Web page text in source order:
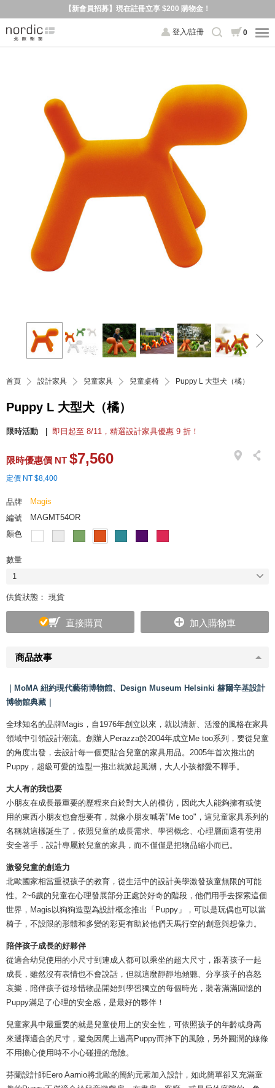
【新會員招募】現在註冊立享 $200 購物金！
登入/註冊 0
首頁 設計家具 兒童家具 兒童桌椅 Puppy L 大型犬（橘）
Puppy L 大型犬（橘）
限時活動 即日起至 8/11，精選設計家具優惠 9 折！
商品故事
｜MoMA 紐約現代藝術博物館、Design Museum Helsinki 赫爾辛基設計
博物館典藏｜
全球知名的品牌Magis，自1976年創立以來，就以清新、活潑的風格在家具
領域中引領設計潮流。創辦人Perazza於2004年成立Me too系列，要從兒童
的角度出發，去設計每一個更貼合兒童的家具用品。2005年首次推出的
Puppy，超級可愛的造型一推出就掀起風潮，大人小孩都愛不釋手。
大人有的我也要
小朋友在成長最重要的歷程來自於對大人的模仿，因此大人能夠擁有或使
用的東西小朋友也會想要有，就像小朋友喊著"Me too"，這兒童家具系列的
名稱就這樣誕生了，依照兒童的成長需求、學習概念、心理層面還有使用
安全著手，設計專屬於兒童的家具，而不僅僅是把物品縮小而已。
激發兒童的創造力
北歐國家相當重視孩子的教育，從生活中的設計美學激發孩童無限的可能
性。2~6歲的兒童在心理發展部分正處於好奇的階段，他們用手去探索這個
世界，Magis以狗狗造型為設計概念推出「Puppy」，可以是玩偶也可以當
椅子，不設限的形體和多變的彩更有助於他們天馬行空的創意與想像力。
陪伴孩子成長的好夥伴
從適合幼兒使用的小尺寸到連成人都可以乘坐的超大尺寸，跟著孩子一起
成長，雖然沒有表情也不會說話，但就這麼靜靜地傾聽、分享孩子的喜怒
哀樂，陪伴孩子從珍惜物品開始到學習獨立的每個時光，裝著滿滿回憶的
Puppy滿足了心理的安全感，是最好的夥伴！
兒童家具中最重要的就是兒童使用上的安全性，可依照孩子的年齡或身高
來選擇適合的尺寸，避免因爬上過高Puppy而摔下的風險，另外圓潤的線條
不用擔心使用時不小心碰撞的危險。
芬蘭設計師Eero Aarnio將北歐的簡約元素加入設計，如此簡單卻又充滿童
限時優惠價 NT $7,560
定價 NT $8,400
品牌
Magis
編號
MAGMT54OR
顏色
數量
1
供貨狀態： 現貨
直接購買 加入購物車